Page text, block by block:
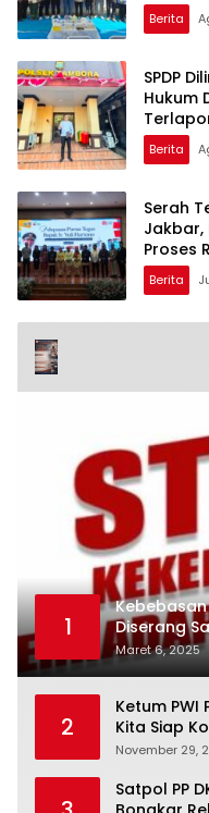
Berita
SPDP
Hukum
Berita
Serah
Jakbar,
Proses
Berita
1
Diserang
Terlarang
Maret 6, 2025
2
Ketum PWI
Kita Siap
Desember
November 29,
Satpol PP